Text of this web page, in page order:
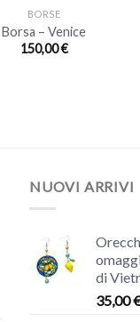
BORSE
Borsa – Venice
150,00€
NUOVI ARRIVI
di
35,00